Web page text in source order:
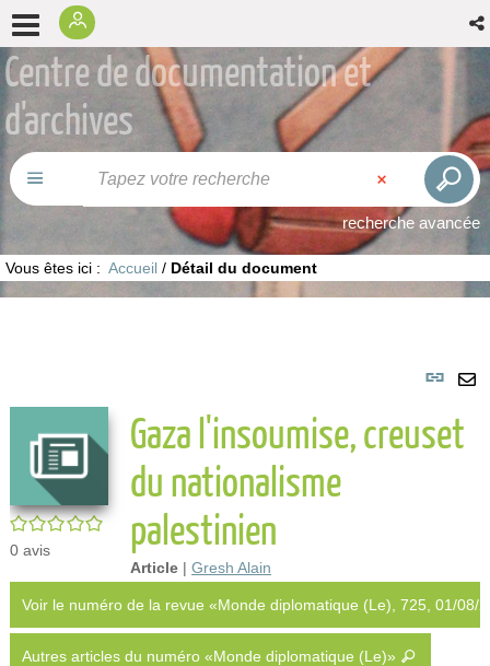
Centre de documentation et
d'archives
recherche avancée
Vous êtes ici : Accueil / Détail du document
/5
0 avis
Gaza l'insoumise, creuset
du nationalisme
palestinien
Article | Gresh Alain
Voir le numéro de la revue «Monde diplomatique (Le), 725, 01/08/
Autres articles du numéro «Monde diplomatique (Le)»